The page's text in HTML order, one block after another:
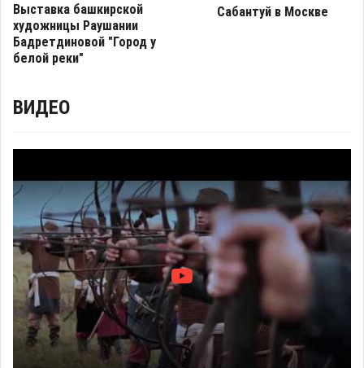
Выставка башкирской
художницы Раушании
Бадретдиновой "Город у
белой реки"
Сабантуй в Москве
ВИДЕО